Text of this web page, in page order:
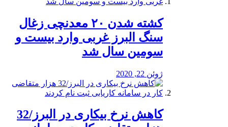
کشته شدن ۲۰ معدنچی زغال
سنگ البرز غربی وارد بیست و
سومین سال شد
ژوئن 22, 2020
کاهش نرخ بیکاری در البرز/32